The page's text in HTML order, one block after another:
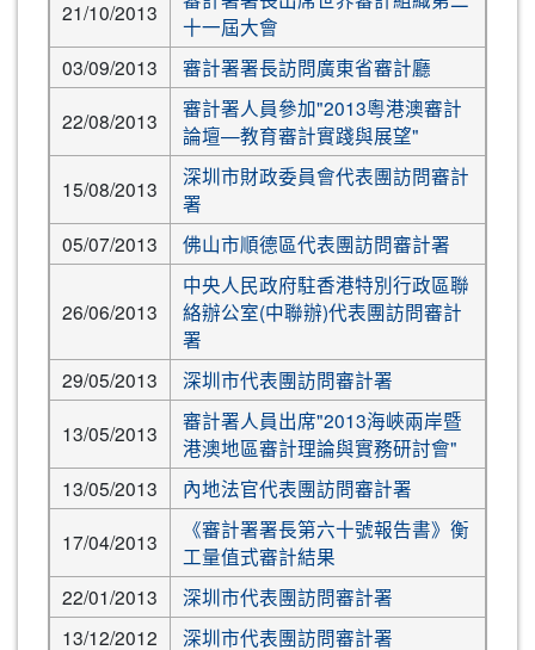
21/10/2013
十一屆大會
03/09/2013
審計署署長訪問廣東省審計廳
22/08/2013
審計署人員參加"2013粵港澳審計
論壇—教育審計實踐與展望"
15/08/2013
深圳市財政委員會代表團訪問審計
署
05/07/2013
佛山市順德區代表團訪問審計署
26/06/2013
中央人民政府駐香港特別行政區聯
絡辦公室(中聯辦)代表團訪問審計
署
29/05/2013
深圳市代表團訪問審計署
13/05/2013
審計署人員出席"2013海峽兩岸暨
港澳地區審計理論與實務研討會"
13/05/2013
內地法官代表團訪問審計署
17/04/2013
《審計署署長第六十號報告書》衡
工量值式審計結果
22/01/2013
深圳市代表團訪問審計署
13/12/2012
深圳市代表團訪問審計署